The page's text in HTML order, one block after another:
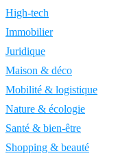
High-tech
Immobilier
Juridique
Maison & déco
Mobilité & logistique
Nature & écologie
Santé & bien-être
Shopping & beauté